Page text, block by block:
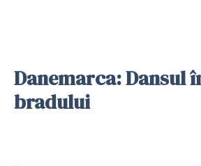
Danemarca: Dansul
bradului